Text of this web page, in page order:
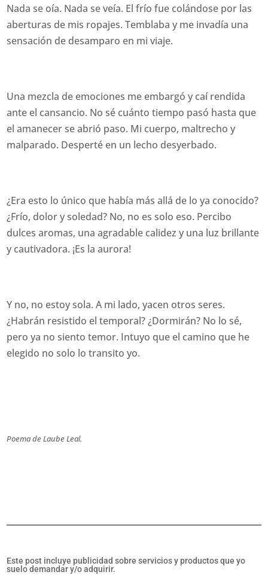
Nada se oía. Nada se veía. El frío fue colándose por las
aberturas de mis ropajes. Temblaba y me invadía una
sensación de desamparo en mi viaje.
Una mezcla de emociones me embargó y caí rendida
ante el cansancio. No sé cuánto tiempo pasó hasta que
el amanecer se abrió paso. Mi cuerpo, maltrecho y
malparado. Desperté en un lecho desyerbado.
¿Era esto lo único que había más allá de lo ya conocido?
¿Frío, dolor y soledad? No, no es solo eso. Percibo
dulces aromas, una agradable calidez y una luz brillante
y cautivadora. ¡Es la aurora!
Y no, no estoy sola. A mi lado, yacen otros seres.
¿Habrán resistido el temporal? ¿Dormirán? No lo sé,
pero ya no siento temor. Intuyo que el camino que he
elegido no solo lo transito yo.
Poema de Laube Leal.
Este post incluye publicidad sobre servicios y productos que yo
suelo demandar y/o adquirir.